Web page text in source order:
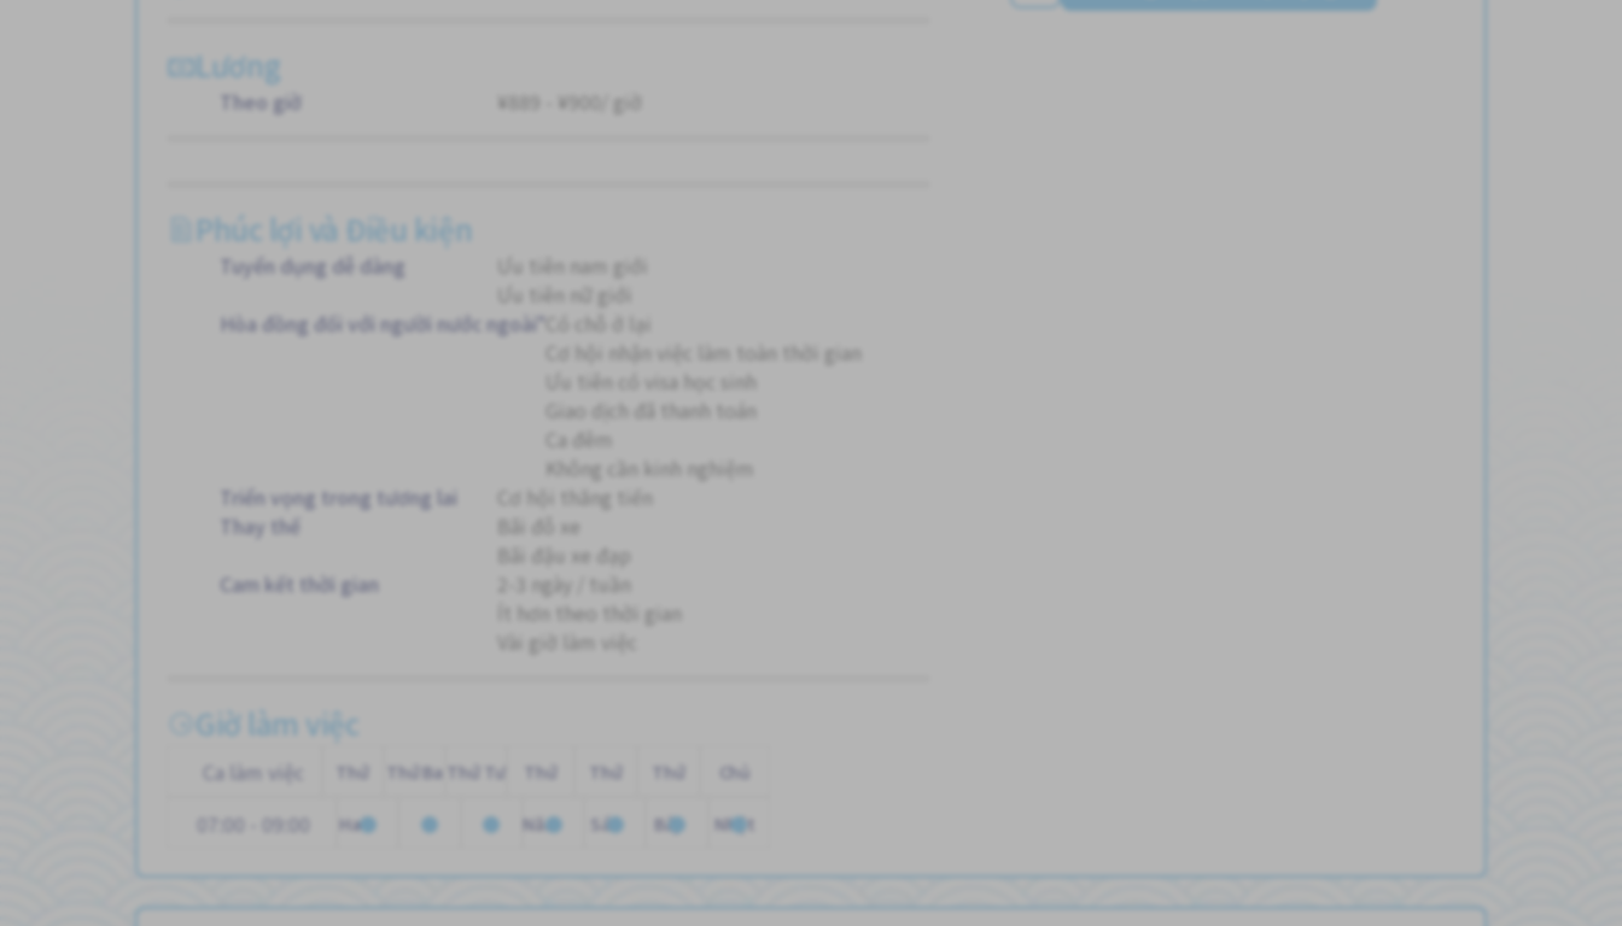
Lương
Theo giờ ¥889 - ¥900/ giờ
Phúc lợi và Điều kiện
Tuyển dụng dễ dàng
Ưu tiên nam giới
Ưu tiên nữ giới
Hòa đồng đối với người nước ngoài" Có chỗ ở lại
Cơ hội nhận việc làm toàn thời gian
Ưu tiên có visa học sinh
Giao dịch đã thanh toán
Ca đêm
Không cần kinh nghiệm
Triển vọng trong tương lai
Cơ hội thăng tiến
Thay thế
Bãi đỗ xe
Bãi đậu xe đạp
Cam kết thời gian
2-3 ngày / tuần
Ít hơn theo thời gian
Vài giờ làm việc
Giờ làm việc
Ca làm việc Thứ
Hai
Thứ Ba Thứ Tư Thứ
Năm
Thứ
Sáu
Thứ
Bảy
Chủ
Nhật
07:00 - 09:00